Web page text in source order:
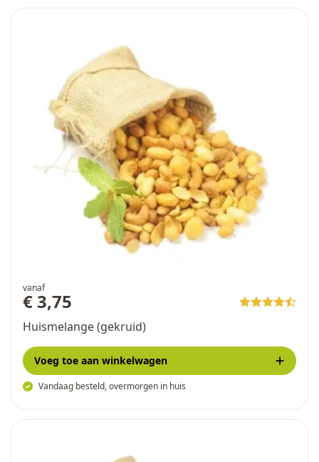
vanaf
€ 3,75
Huismelange (gekruid)
Vandaag besteld, overmorgen in huis
Voeg toe aan winkelwagen